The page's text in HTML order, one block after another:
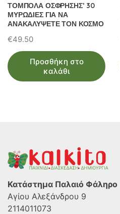
ΤΟΜΠΟΛΑ ΟΣΦΡΗΣΗΣ’ 30
ΜΥΡΩΔΙΕΣ ΓΙΑ ΝΑ
ΑΝΑΚΑΛΥΨΕΤΕ ΤΟΝ ΚΟΣΜΟ
€49.50
Προσθήκη στο
καλάθι
Κατάστημα Παλαιό Φάληρο
Αγίου Αλεξάνδρου 9
2114011073